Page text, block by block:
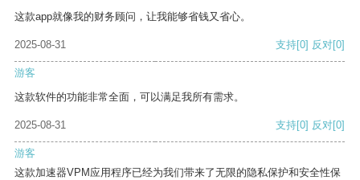
这款app就像我的财务顾问，让我能够省钱又省心。
2025-08-31 支持[0] 反对[0]
游客
这款软件的功能非常全面，可以满足我所有需求。
2025-08-31 支持[0] 反对[0]
游客
这款加速器VPM应用程序已经为我们带来了无限的隐私保护和安全性保